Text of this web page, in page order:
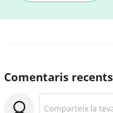
Comentaris recents